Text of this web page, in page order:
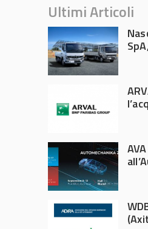
Ultimi Articoli